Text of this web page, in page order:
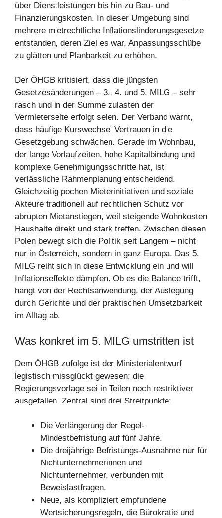
über Dienstleistungen bis hin zu Bau- und
Finanzierungskosten. In dieser Umgebung sind
mehrere mietrechtliche Inflationslinderungsgesetze
entstanden, deren Ziel es war, Anpassungsschübe
zu glätten und Planbarkeit zu erhöhen.
Der ÖHGB kritisiert, dass die jüngsten
Gesetzesänderungen – 3., 4. und 5. MILG – sehr
rasch und in der Summe zulasten der
Vermieterseite erfolgt seien. Der Verband warnt,
dass häufige Kurswechsel Vertrauen in die
Gesetzgebung schwächen. Gerade im Wohnbau,
der lange Vorlaufzeiten, hohe Kapitalbindung und
komplexe Genehmigungsschritte hat, ist
verlässliche Rahmenplanung entscheidend.
Gleichzeitig pochen Mieterinitiativen und soziale
Akteure traditionell auf rechtlichen Schutz vor
abrupten Mietanstiegen, weil steigende Wohnkosten
Haushalte direkt und stark treffen. Zwischen diesen
Polen bewegt sich die Politik seit Langem – nicht
nur in Österreich, sondern in ganz Europa. Das 5.
MILG reiht sich in diese Entwicklung ein und will
Inflationseffekte dämpfen. Ob es die Balance trifft,
hängt von der Rechtsanwendung, der Auslegung
durch Gerichte und der praktischen Umsetzbarkeit
im Alltag ab.
Was konkret im 5. MILG umstritten ist
Dem ÖHGB zufolge ist der Ministerialentwurf
legistisch missglückt gewesen; die
Regierungsvorlage sei in Teilen noch restriktiver
ausgefallen. Zentral sind drei Streitpunkte:
Die Verlängerung der Regel-
Mindestbefristung auf fünf Jahre.
Die dreijährige Befristungs-Ausnahme nur für
Nichtunternehmerinnen und
Nichtunternehmer, verbunden mit
Beweislastfragen.
Neue, als kompliziert empfundene
Wertsicherungsregeln, die Bürokratie und